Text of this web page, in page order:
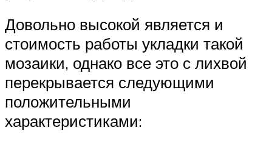
Довольно высокой является и
стоимость работы укладки такой
мозаики, однако все это с лихвой
перекрывается следующими
положительными
характеристиками: